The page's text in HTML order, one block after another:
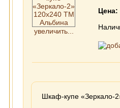
увеличить...
Цена:
Шкаф-купе «Зеркало-